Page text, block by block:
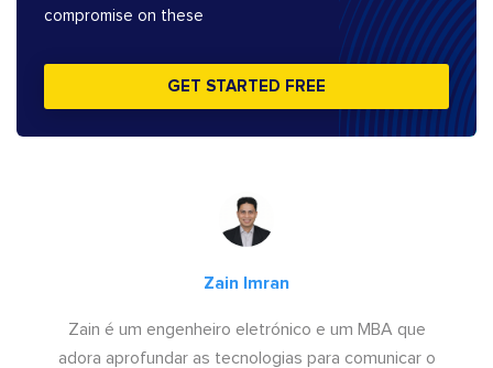
compromise on these
GET STARTED FREE
Zain Imran
Zain é um engenheiro eletrónico e um MBA que
adora aprofundar as tecnologias para comunicar o